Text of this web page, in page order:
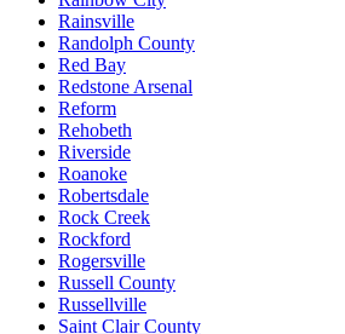
Rainsville
Randolph County
Red Bay
Redstone Arsenal
Reform
Rehobeth
Riverside
Roanoke
Robertsdale
Rock Creek
Rockford
Rogersville
Russell County
Russellville
Saint Clair County